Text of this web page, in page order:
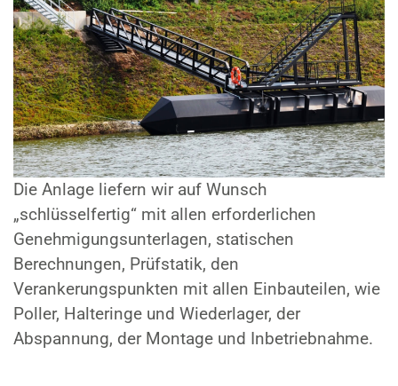
Die Anlage liefern wir auf Wunsch
„schlüsselfertig“ mit allen erforderlichen
Genehmigungsunterlagen, statischen
Berechnungen, Prüfstatik, den
Verankerungspunkten mit allen Einbauteilen, wie
Poller, Halteringe und Wiederlager, der
Abspannung, der Montage und Inbetriebnahme.